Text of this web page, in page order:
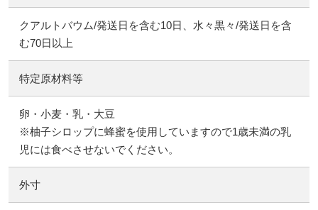
クアルトバウム/発送日を含む10日、水々黒々/発送日を含
む70日以上
特定原材料等
卵・小麦・乳・大豆
※柚子シロップに蜂蜜を使用していますので1歳未満の乳
児には食べさせないでください。
外寸